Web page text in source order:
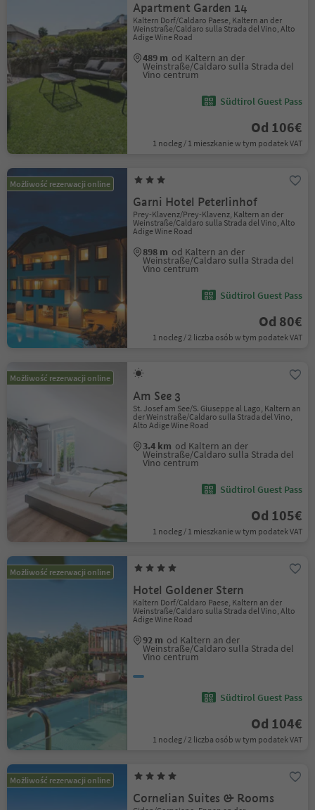
Apartment Garden 14
Kaltern Dorf/Caldaro Paese, Kaltern an der
Weinstraße/Caldaro sulla Strada del Vino, Alto
Adige Wine Road
489 m od Kaltern an der
Weinstraße/Caldaro sulla Strada del
Vino centrum
Südtirol Guest Pass
Od 106€
1 nocleg / 1 mieszkanie w tym podatek VAT
Możliwość rezerwacji online
Garni Hotel Peterlinhof
Prey-Klavenz/Prey-Klavenz, Kaltern an der
Weinstraße/Caldaro sulla Strada del Vino, Alto
Adige Wine Road
898 m od Kaltern an der
Weinstraße/Caldaro sulla Strada del
Vino centrum
Südtirol Guest Pass
Od 80€
1 nocleg / 2 liczba osób w tym podatek VAT
Możliwość rezerwacji online
Am See 3
St. Josef am See/S. Giuseppe al Lago, Kaltern an
der Weinstraße/Caldaro sulla Strada del Vino,
Alto Adige Wine Road
3.4 km od Kaltern an der
Weinstraße/Caldaro sulla Strada del
Vino centrum
Südtirol Guest Pass
Od 105€
1 nocleg / 1 mieszkanie w tym podatek VAT
Możliwość rezerwacji online
Hotel Goldener Stern
Kaltern Dorf/Caldaro Paese, Kaltern an der
Weinstraße/Caldaro sulla Strada del Vino, Alto
Adige Wine Road
92 m od Kaltern an der
Weinstraße/Caldaro sulla Strada del
Vino centrum
Südtirol Guest Pass
Od 104€
1 nocleg / 2 liczba osób w tym podatek VAT
Możliwość rezerwacji online
Cornelian Suites & Rooms